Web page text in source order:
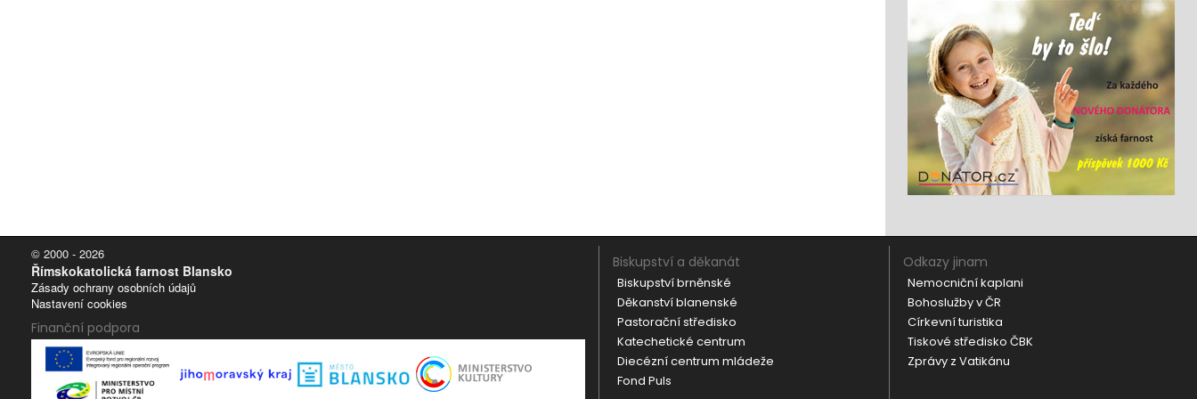
© 2000 - 2026
Římskokatolická farnost Blansko
Zásady ochrany osobních údajů
Nastavení cookies
Finanční podpora
Biskupství a děkanát
Biskupství brněnské
Děkanství blanenské
Pastorační středisko
Katechetické centrum
Diecézní centrum mládeže
Fond Puls
Odkazy jinam
Nemocniční kaplani
Bohoslužby v ČR
Církevní turistika
Tiskové středisko ČBK
Zprávy z Vatikánu